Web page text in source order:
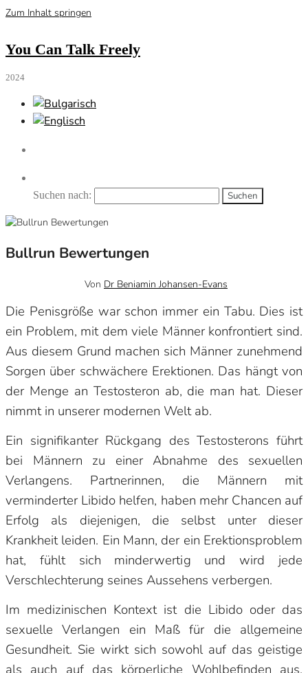
Zum Inhalt springen
You Can Talk Freely
2024
Suchen nach:
Bullrun Bewertungen
Von Dr Beniamin Johansen-Evans
Die Penisgröße war schon immer ein Tabu. Dies ist
ein Problem, mit dem viele Männer konfrontiert sind.
Aus diesem Grund machen sich Männer zunehmend
Sorgen über schwächere Erektionen. Das hängt von
der Menge an Testosteron ab, die man hat. Dieser
nimmt in unserer modernen Welt ab.
Ein signifikanter Rückgang des Testosterons führt
bei Männern zu einer Abnahme des sexuellen
Verlangens. Partnerinnen, die Männern mit
verminderter Libido helfen, haben mehr Chancen auf
Erfolg als diejenigen, die selbst unter dieser
Krankheit leiden. Ein Mann, der ein Erektionsproblem
hat, fühlt sich minderwertig und wird jede
Verschlechterung seines Aussehens verbergen.
Im medizinischen Kontext ist die Libido oder das
sexuelle Verlangen ein Maß für die allgemeine
Gesundheit. Sie wirkt sich sowohl auf das geistige